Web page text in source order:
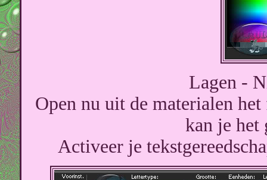
Lagen -
Open nu uit de materialen
kan je het
Activeer je